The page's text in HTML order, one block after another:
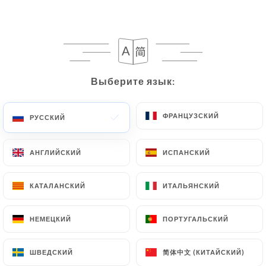
Выберите язык:
РУССКИЙ ФРАНЦУЗСКИЙ
АНГЛИЙСКИЙ ИСПАНСКИЙ
КАТАЛАНСКИЙ ИТАЛЬЯНСКИЙ
НЕМЕЦКИЙ ПОРТУГАЛЬСКИЙ
ШВЕДСКИЙ 简体中文 (КИТАЙСКИЙ)
Persillé Angus
Garniture - Churros de purée ou Légumes Sauce
:Poivre ou Chimichurri
Voir notre ardoise - Garniture - Churros de purée
2 Pers
62.50€
3 Pers
Выберите язык:
РУССКИЙ ФРАНЦУЗСКИЙ
АНГЛИЙСКИЙ ИСПАНСКИЙ
КАТАЛАНСКИЙ ИТАЛЬЯНСКИЙ
НЕМЕЦКИЙ ПОРТУГАЛЬСКИЙ
ШВЕДСКИЙ 简体中文 (КИТАЙСКИЙ)